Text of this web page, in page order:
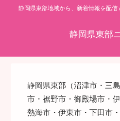
静岡県東部地域から、新着情報を配信
静岡県東部
静岡県東部（沼津市・三
市・裾野市・御殿場市・
熱海市・伊東市・下田市